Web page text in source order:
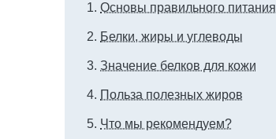
Основы правильного питания
Белки, жиры и углеводы
Значение белков для кожи
Польза полезных жиров
Что мы рекомендуем?